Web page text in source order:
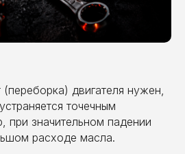
двигателя нужен,
точечным
при значительном падении
расходе масла.